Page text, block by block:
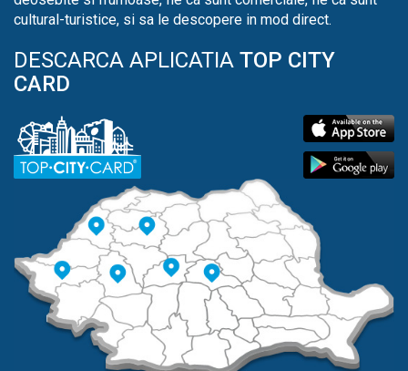
cultural-turistice, si sa le descopere in mod direct.
DESCARCA APLICATIA TOP CITY
CARD